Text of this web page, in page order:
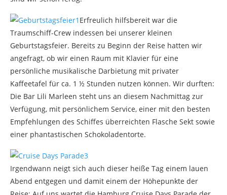
Erfreulich hilfsbereit war die
Traumschiff-Crew indessen bei unserer kleinen
Geburtstagsfeier. Bereits zu Beginn der Reise hatten wir
angefragt, ob wir einen Raum mit Klavier für eine
persönliche musikalische Darbietung mit privater
Kaffeetafel für ca. 1 ½ Stunden nutzen können. Wir durften:
Die Bar Lili Marleen steht uns an diesem Nachmittag zur
Verfügung, mit persönlichem Service, einer mit den besten
Empfehlungen des Schiffes überreichten Flasche Sekt sowie
einer phantastischen Schokoladentorte.
Irgendwann neigt sich auch dieser heiße Tag einem lauen
Abend entgegen und damit einem der Höhepunkte der